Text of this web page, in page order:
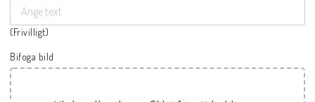
(Frivilligt)
Bifoga bild